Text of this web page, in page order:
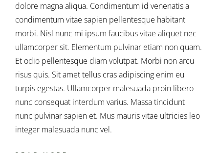
dolore magna aliqua. Condimentum id venenatis a
condimentum vitae sapien pellentesque habitant
morbi. Nisl nunc mi ipsum faucibus vitae aliquet nec
ullamcorper sit. Elementum pulvinar etiam non quam.
Et odio pellentesque diam volutpat. Morbi non arcu
risus quis. Sit amet tellus cras adipiscing enim eu
turpis egestas. Ullamcorper malesuada proin libero
nunc consequat interdum varius. Massa tincidunt
nunc pulvinar sapien et. Mus mauris vitae ultricies leo
integer malesuada nunc vel.